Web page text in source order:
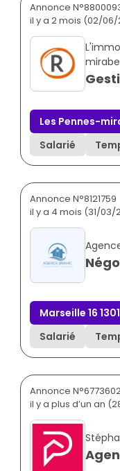
Annonce
il y a 2 mois (02/
Les Pennes-
Salarié
Annonce N°8121759
il y a 4 mois (31/03/
Marseille 16
Salarié
Annonce
il y a plus d’un an